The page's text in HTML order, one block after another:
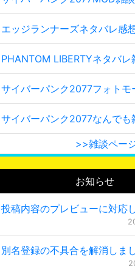
エッジランナーズネタバレ感
PHANTOM LIBERTYネタバレ
サイバーパンク2077なんでも
>>雑談ペー
お知らせ
投稿内容のプレビューに対応
別名登録の不具合を解消しま